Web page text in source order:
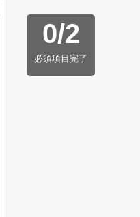
0/2
必須項目完了